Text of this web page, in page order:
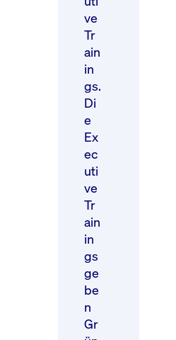
ve
Tr
ain
in
gs.
Di
e
Ex
ec
uti
ve
Tr
ain
in
gs
ge
be
n
Gr